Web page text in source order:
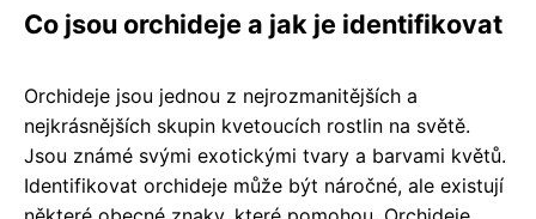
Co jsou orchideje a jak je identifikovat
Orchideje jsou jednou z nejrozmanitějších a
nejkrásnějších skupin kvetoucích rostlin na světě.
Jsou známé svými exotickými tvary a barvami květů.
Identifikovat orchideje může být náročné, ale existují